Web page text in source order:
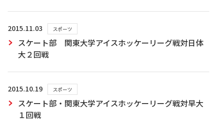
2015.11.03 スポーツ
スケート部 関東大学アイスホッケーリーグ戦対日体
大２回戦
2015.10.19 スポーツ
スケート部・関東大学アイスホッケーリーグ戦対早大
１回戦